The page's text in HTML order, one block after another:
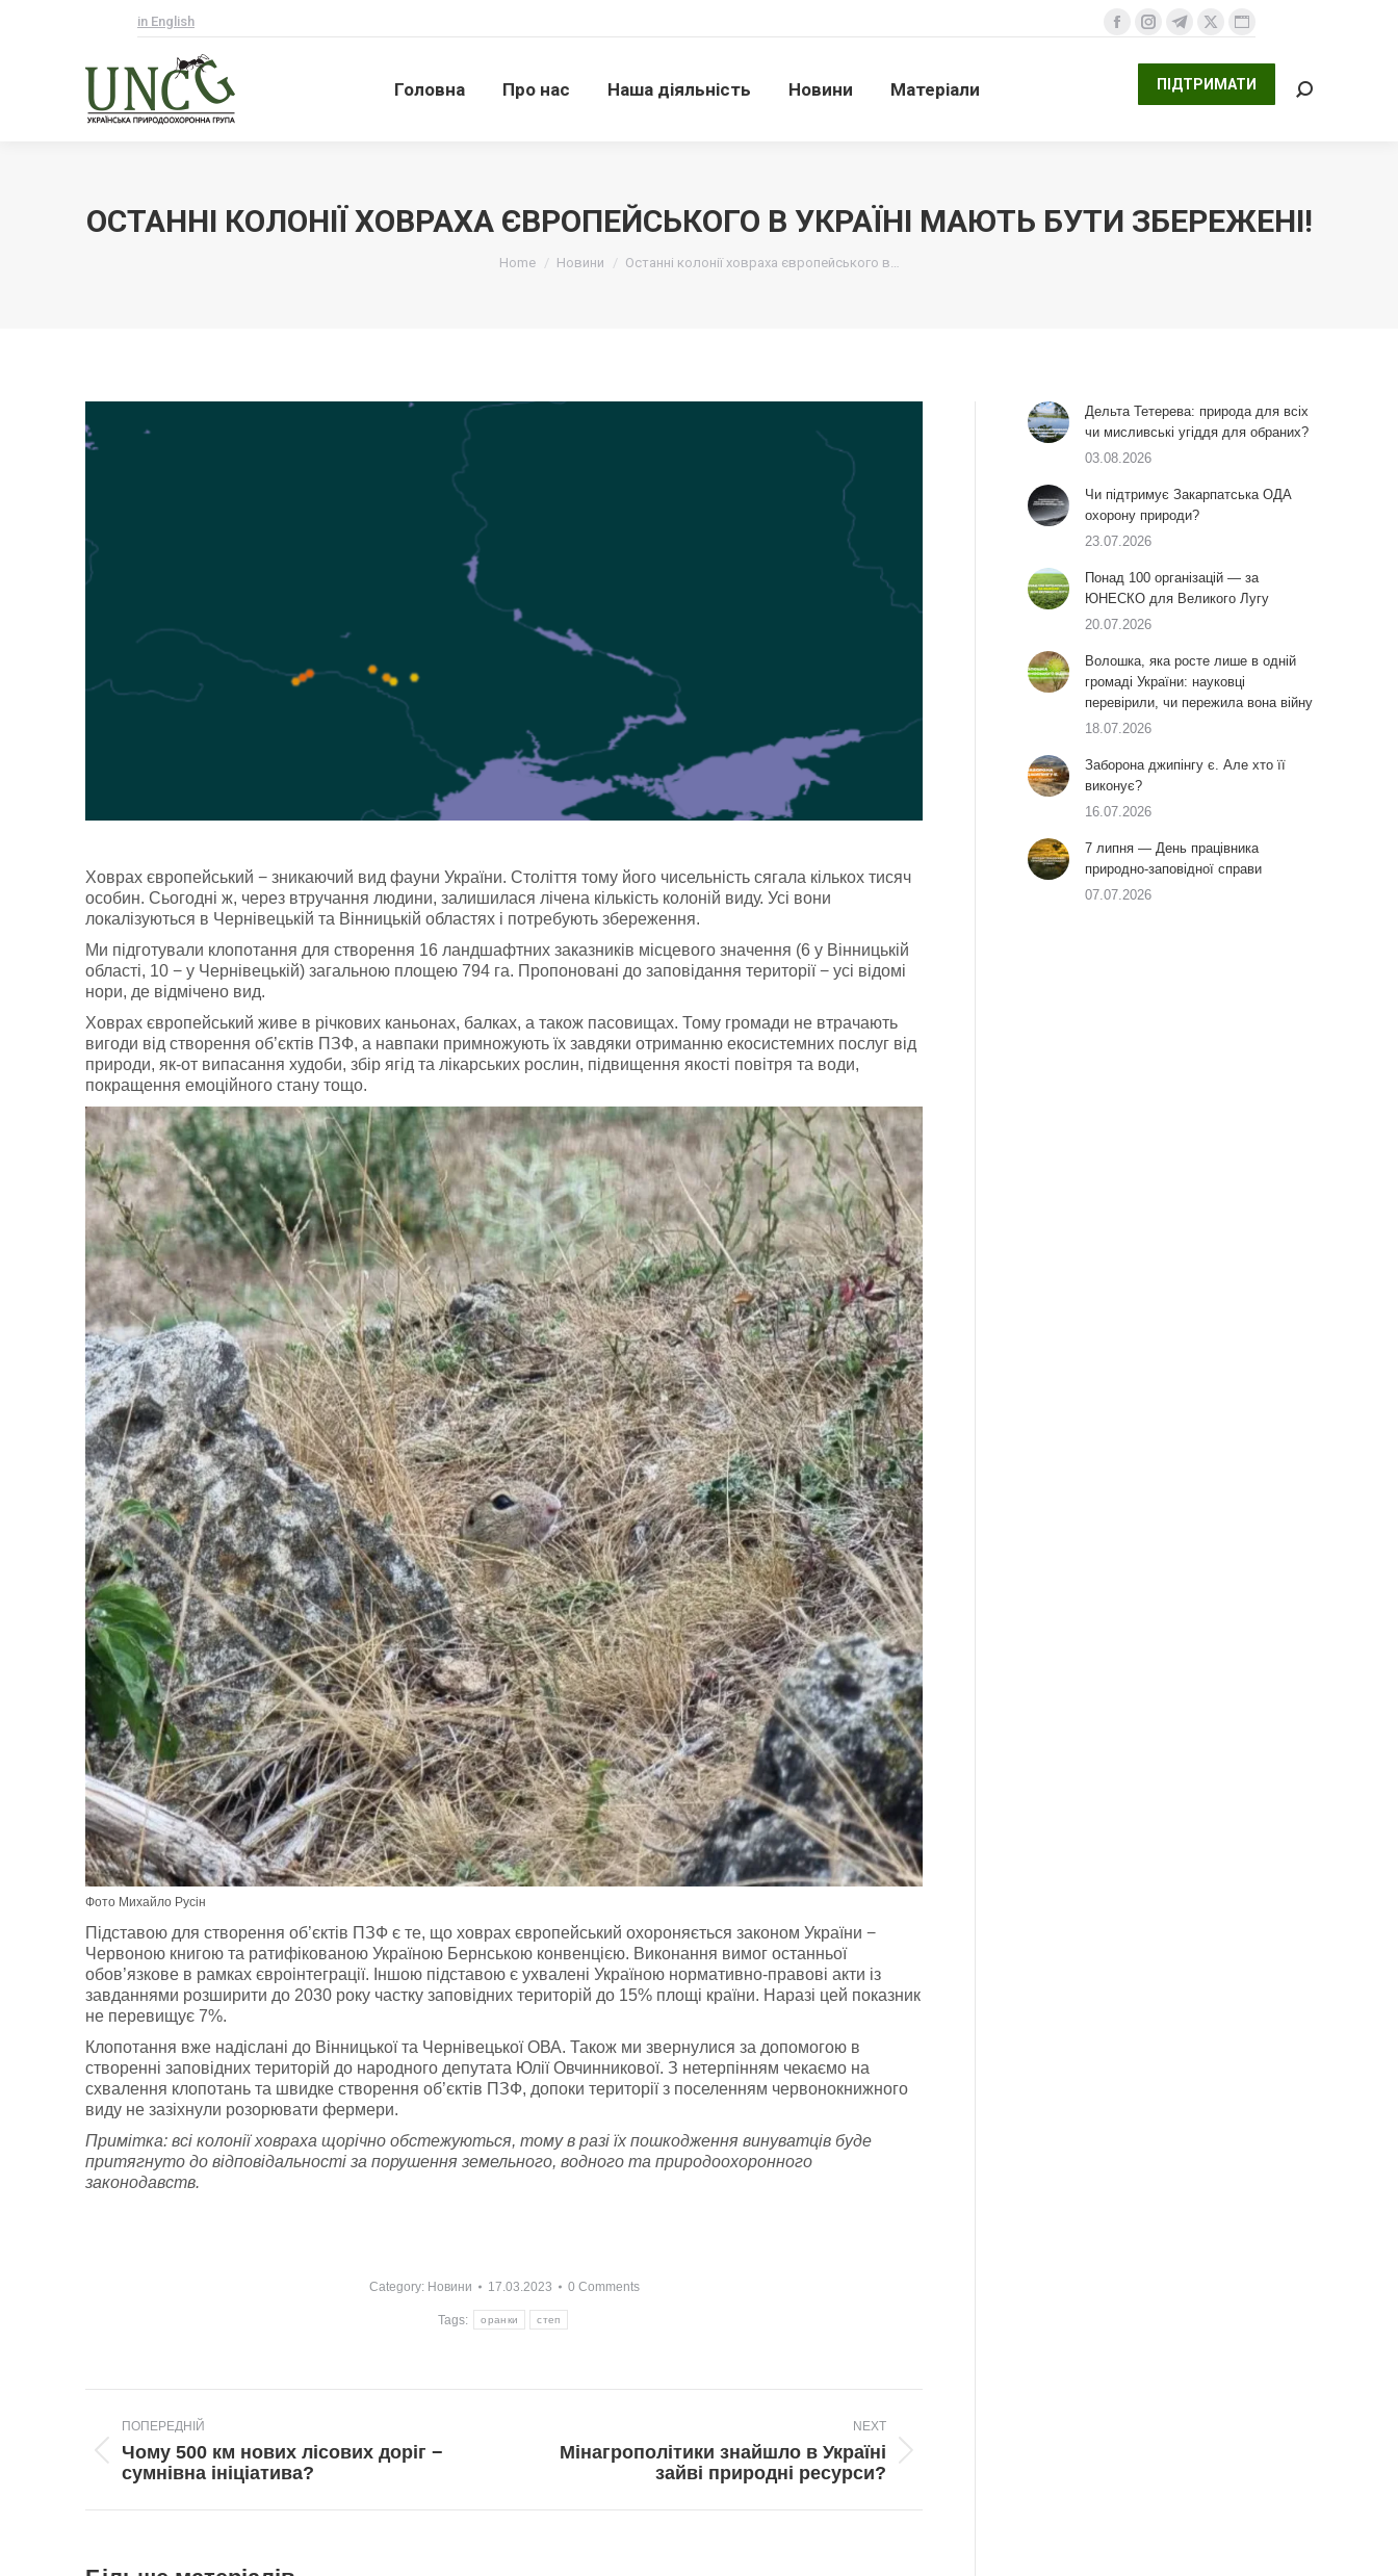
in English
Facebook
сторінка
відкривається
Instagram
сторінка
відкривається
Telegram
сторінка
відкривається
X
сторінка
відкривається
Website
сторінка
відкривається
Головна Про нас Наша діяльність Новини Матеріали ПІДТРИМАТИ Search:
ОСТАННІ КОЛОНІЇ ХОВРАХА ЄВРОПЕЙСЬКОГО В УКРАЇНІ МАЮТЬ БУТИ ЗБЕРЕЖЕНІ!
Home Новини Останні колонії ховраха європейського в…
Ховрах європейський − зникаючий вид фауни України. Століття тому його чисельність сягала кількох тисяч
особин. Cьогодні ж, через втручання людини, залишилася лічена кількість колоній виду. Усі вони
локалізуються в Чернівецькій та Вінницькій областях і потребують збереження.
Ми підготували клопотання для створення 16 ландшафтних заказників місцевого значення (6 у Вінницькій
області, 10 − у Чернівецькій) загальною площею 794 га. Пропоновані до заповідання території − усі відомі
нори, де відмічено вид.
Ховрах європейський живе в річкових каньонах, балках, а також пасовищах. Тому громади не втрачають
вигоди від створення об’єктів ПЗФ, а навпаки примножують їх завдяки отриманню екосистемних послуг від
природи, як-от випасання худоби, збір ягід та лікарських рослин, підвищення якості повітря та води,
покращення емоційного стану тощо.
Фото Михайло Русін
Підставою для створення об’єктів ПЗФ є те, що ховрах європейський охороняється законом України −
Червоною книгою та ратифікованою Україною Бернською конвенцією. Виконання вимог останньої
обов’язкове в рамках євроінтеграції. Іншою підставою є ухвалені Україною нормативно-правові акти із
завданнями розширити до 2030 року частку заповідних територій до 15% площі країни. Наразі цей показник
не перевищує 7%.
Клопотання вже надіслані до Вінницької та Чернівецької ОВА. Також ми звернулися за допомогою в
створенні заповідних територій до народного депутата Юлії Овчинникової. З нетерпінням чекаємо на
схвалення клопотань та швидке створення об’єктів ПЗФ, допоки території з поселенням червонокнижного
виду не зазіхнули розорювати фермери.
Примітка: всі колонії ховраха щорічно обстежуються, тому в разі їх пошкодження винуватців буде
притягнуто до відповідальності за порушення земельного, водного та природоохоронного
законодавств.
Category: Новини 17.03.2023 0 Comments
Tags: оранки степ
navigation
ПОПЕРЕДНІЙ
Попередній
пост:
Чому 500 км нових лісових доріг −
сумнівна ініціатива?
NEXT
NextМінагрополітики знайшло в Україні
зайві природні ресурси?
Дельта Тетерева: природа для всіх
чи мисливські угіддя для обраних?
03.08.2026
Чи підтримує Закарпатська ОДА
охорону природи?
23.07.2026
Понад 100 організацій — за
ЮНЕСКО для Великого Лугу
20.07.2026
Волошка, яка росте лише в одній
громаді України: науковці
перевірили, чи пережила вона війну
18.07.2026
Заборона джипінгу є. Але хто її
виконує?
16.07.2026
7 липня — День працівника
природно-заповідної справи
07.07.2026
Головна Про нас Наша діяльність Новини Матеріали ПІДТРИМАТИ